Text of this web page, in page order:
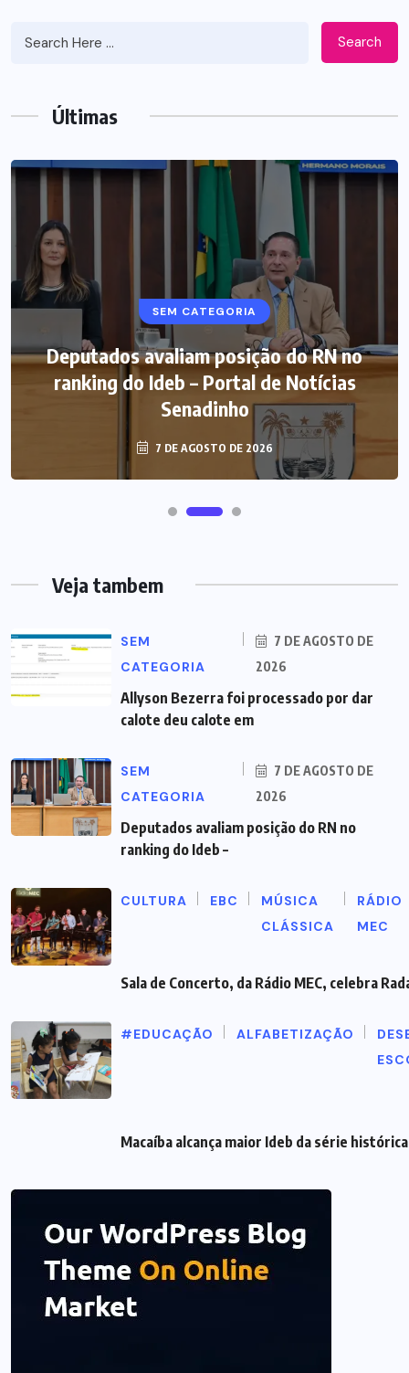
Search
Últimas
SEM CATEGORIA
Deputados avaliam posição do RN no
ranking do Ideb – Portal de Notícias
Senadinho
7 DE AGOSTO DE 2026
Veja tambem
SEM
CATEGORIA
7 DE AGOSTO DE
2026
Allyson Bezerra foi processado por dar
calote deu calote em
SEM
CATEGORIA
7 DE AGOSTO DE
2026
Deputados avaliam posição do RN no
ranking do Ideb –
CULTURA EBC
MÚSICA
CLÁSSICA
RÁDIO
MEC
Sala de Concerto, da Rádio MEC, celebra
#EDUCAÇÃO ALFABETIZAÇÃO
Macaíba alcança maior Ideb da série